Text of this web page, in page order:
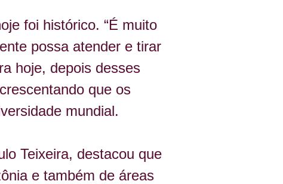
foi histórico. “É muito
possa atender e tirar
hoje, depois desses
que os
mundial.
Teixeira, destacou que
e também de áreas